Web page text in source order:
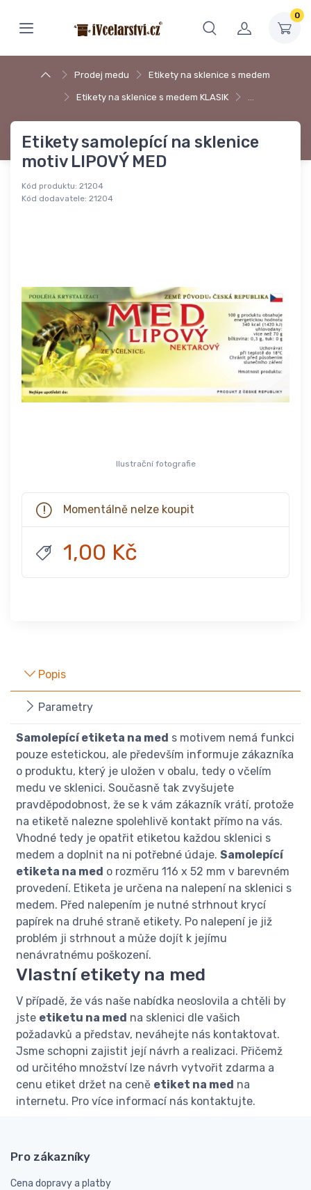
0
Prodej medu Etikety na sklenice s medem
Etikety na sklenice s medem KLASIK …
Etikety samolepící na sklenice
motiv LIPOVÝ MED
Kód produktu: 21204
Kód dodavatele: 21204
Ilustrační fotografie
Momentálně nelze koupit
1,00 Kč
Popis
Parametry
Samolepící etiketa na med s motivem nemá funkci
pouze estetickou, ale především informuje zákazníka
o produktu, který je uložen v obalu, tedy o včelím
medu ve sklenici. Současně tak zvyšujete
pravděpodobnost, že se k vám zákazník vrátí, protože
na etiketě nalezne spolehlivě kontakt přímo na vás.
Vhodné tedy je opatřit etiketou každou sklenici s
medem a doplnit na ni potřebné údaje. Samolepící
etiketa na med o rozměru 116 x 52 mm v barevném
provedení. Etiketa je určena na nalepení na sklenici s
medem. Před nalepením je nutné strhnout krycí
papírek na druhé straně etikety. Po nalepení je již
problém ji strhnout a může dojít k jejímu
nenávratnému poškození.
Vlastní etikety na med
V případě, že vás naše nabídka neoslovila a chtěli by
jste etiketu na med na sklenici dle vašich
požadavků a představ, neváhejte nás kontaktovat.
Jsme schopni zajistit její návrh a realizaci. Přičemž
od určitého množství lze návrh vytvořit zdarma a
cenu etiket držet na ceně etiket na med na
internetu. Pro více informací nás kontaktujte.
Pro zákazníky
Cena dopravy a platby